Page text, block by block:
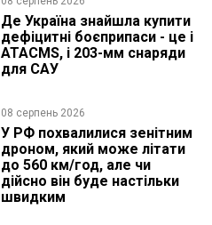
Де Україна знайшла купити
дефіцитні боєприпаси - це і
ATACMS, і 203-мм снаряди
для САУ
08 серпень 2026
У РФ похвалилися зенітним
дроном, який може літати
до 560 км/год, але чи
дійсно він буде настільки
швидким